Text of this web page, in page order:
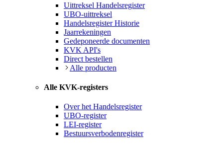
Uittreksel Handelsregister
UBO-uittreksel
Handelsregister Historie
Jaarrekeningen
Gedeponeerde documenten
KVK API's
Direct bestellen
Alle producten
Alle KVK-registers
Over het Handelsregister
UBO-register
LEI-register
Bestuursverbodenregister